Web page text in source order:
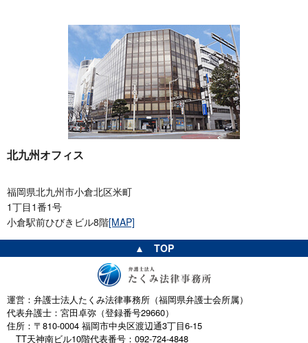
北九州オフィス
福岡県北九州市小倉北区米町
1丁目1番1号
小倉駅前ひびきビル8階[MAP]
▲ TOP
運営：弁護士法人たくみ法律事務所（福岡県弁護士会所属）
代表弁護士：宮田卓弥（登録番号29660）
住所：〒810-0004 福岡市中央区渡辺通3丁目6-15
TT天神南ビル10階代表番号：092-724-4848